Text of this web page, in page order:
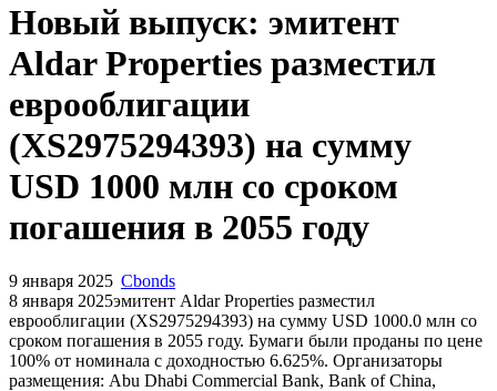
Новый выпуск: эмитент
Aldar Properties разместил
еврооблигации
(XS2975294393) на сумму
USD 1000 млн со сроком
погашения в 2055 году
9 января 2025 Cbonds
8 января 2025эмитент Aldar Properties разместил
еврооблигации (XS2975294393) на сумму USD 1000.0 млн со
сроком погашения в 2055 году. Бумаги были проданы по цене
100% от номинала с доходностью 6.625%. Организаторы
размещения: Abu Dhabi Commercial Bank, Bank of China,